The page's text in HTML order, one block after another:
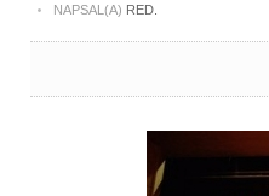
NAPSAL(A) RED.